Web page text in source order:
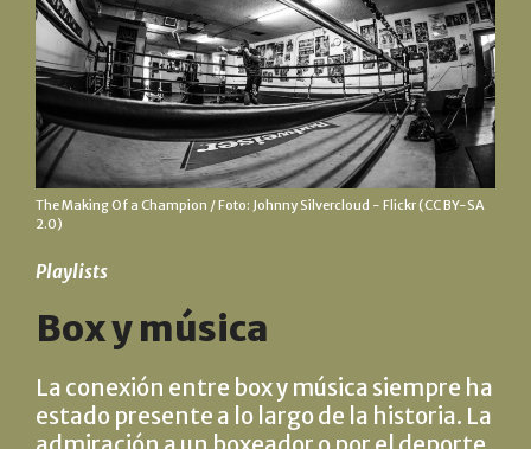
The Making Of a Champion / Foto: Johnny Silvercloud - Flickr (CC BY-SA
2.0)
Playlists
Box y música
La conexión entre box y música siempre ha
estado presente a lo largo de la historia. La